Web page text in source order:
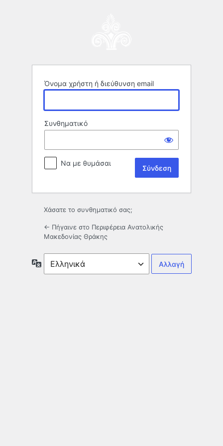
Όνομα χρήστη ή διεύθυνση email
Συνθηματικό
Να με θυμάσαι
Χάσατε το συνθηματικό σας;
← Πήγαινε στο Περιφέρεια Ανατολικής
Μακεδονίας Θράκης
Γλώσσα